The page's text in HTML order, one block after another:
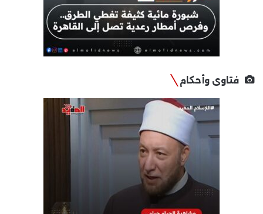
فتاوى وأحكام